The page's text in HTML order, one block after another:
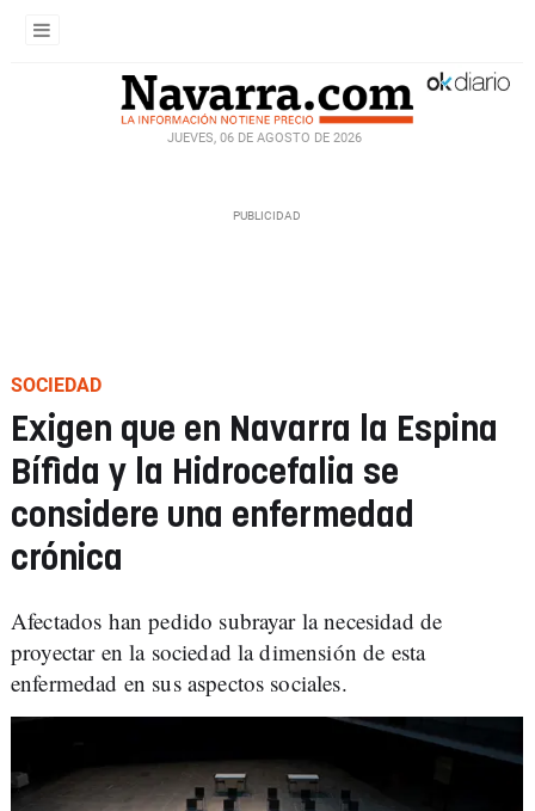
JUEVES, 06 DE AGOSTO DE 2026
SOCIEDAD
Exigen que en Navarra la Espina
Bífida y la Hidrocefalia se
considere una enfermedad
crónica
Afectados han pedido subrayar la necesidad de
proyectar en la sociedad la dimensión de esta
enfermedad en sus aspectos sociales.